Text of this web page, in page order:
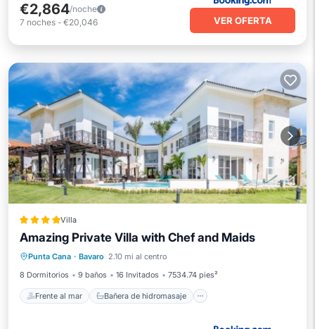
€2,864/noche
7 noches - €20,046 VER OFERTA
Villa
Amazing Private Villa with Chef and Maids
Punta Cana · Bavaro 2.10 mi al centro
8 Dormitorios
9 baños 16 Invitados 7534.74 pies²
Frente al mar Bañera de hidromasaje
Frente al mar
Bañera de hidromasaje
Desayuno
Aparcamiento